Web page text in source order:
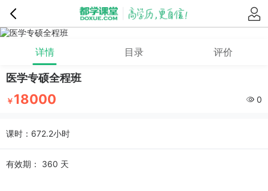
详情 目录 评价
医学专硕全程班
￥18000 0
课时：672.2小时
有效期： 360 天